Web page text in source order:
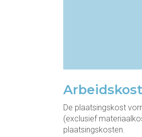
De plaatsingskost
(exclusief
plaatsingskosten.